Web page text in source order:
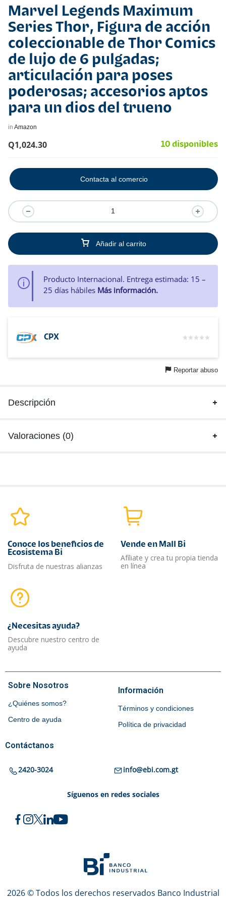
Marvel Legends Maximum
Series Thor, Figura de acción
coleccionable de Thor Comics
de lujo de 6 pulgadas;
articulación para poses
poderosas; accesorios aptos
para un dios del trueno
in Amazon
Q1,024.30 10 disponibles
Añadir al carrito
Contacta al comercio
Producto Internacional. Entrega estimada: 15 –
25 días hábiles Más información.
CPX
Reportar abuso
Descripción
Valoraciones (0)
Conoce los beneficios de
Ecosistema Bi
Disfruta de nuestras alianzas
Vende en Mall Bi
Afíliate y crea tu propia tienda
en línea
¿Necesitas ayuda?​
Descubre nuestro centro de
ayuda
Sobre Nosotros
¿Quiénes somos?
Centro de ayuda
Información
Términos y condiciones
Política de privacidad
Contáctanos
2420-3024 info@ebi.com.gt
Síguenos en redes sociales
2026 © Todos los derechos reservados Banco Industrial